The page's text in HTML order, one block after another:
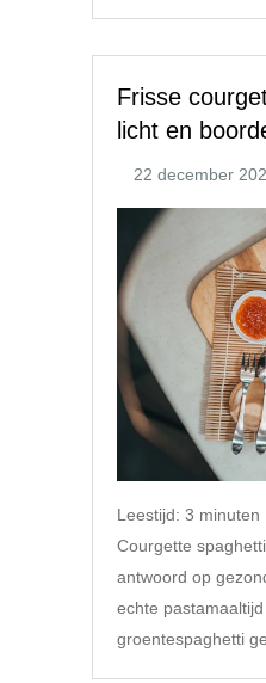
Frisse
licht en
Leestijd: 3 minuten
Courgette
antwoord op
echte
groentespaghetti